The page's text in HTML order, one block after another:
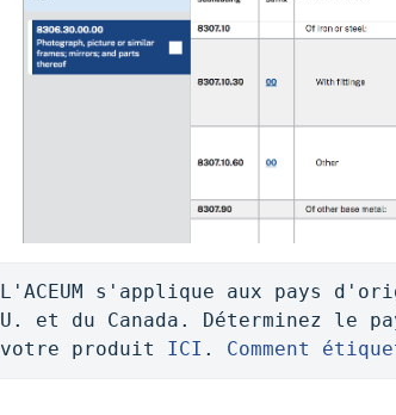
L'ACEUM s'applique aux pays
U. et du Canada. Déterminez le
votre produit ICI . Comment